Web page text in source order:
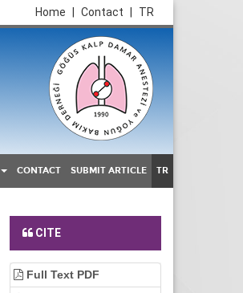
TR
Contact
Home
CONTACT SUBMIT ARTICLE TR
CITE
Full Text PDF